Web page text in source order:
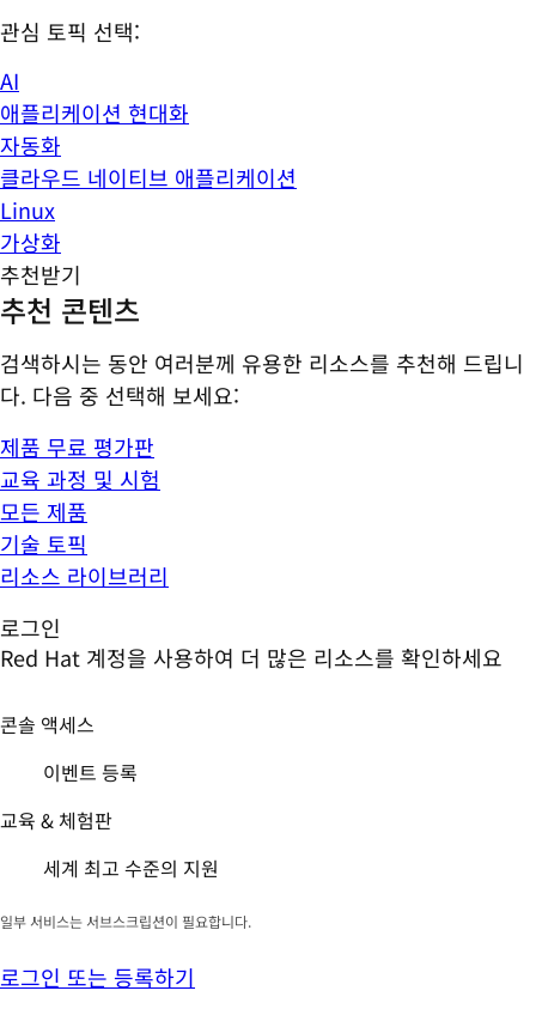
관심 토픽 선택:
AI
애플리케이션 현대화
자동화
클라우드 네이티브 애플리케이션
Linux
가상화
추천받기
추천 콘텐츠
검색하시는 동안 여러분께 유용한 리소스를 추천해 드립니
다. 다음 중 선택해 보세요:
제품 무료 평가판
교육 과정 및 시험
모든 제품
기술 토픽
리소스 라이브러리
로그인
Red Hat 계정을 사용하여 더 많은 리소스를 확인하세요
콘솔 액세스
이벤트 등록
교육 & 체험판
세계 최고 수준의 지원
일부 서비스는 서브스크립션이 필요합니다.
로그인 또는 등록하기